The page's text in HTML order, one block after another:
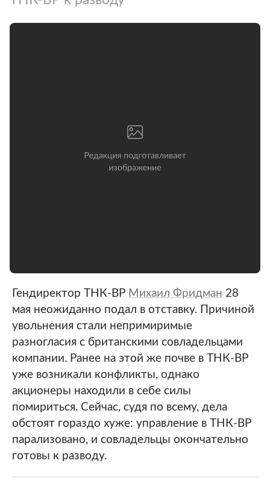
Гендиректор ТНК-ВР Михаил Фридман 28
мая неожиданно подал в отставку. Причиной
увольнения стали непримиримые
разногласия с британскими совладельцами
компании. Ранее на этой же почве в ТНК-ВР
уже возникали конфликты, однако
акционеры находили в себе силы
помириться. Сейчас, судя по всему, дела
обстоят гораздо хуже: управление в ТНК-ВР
парализовано, и совладельцы окончательно
готовы к разводу.